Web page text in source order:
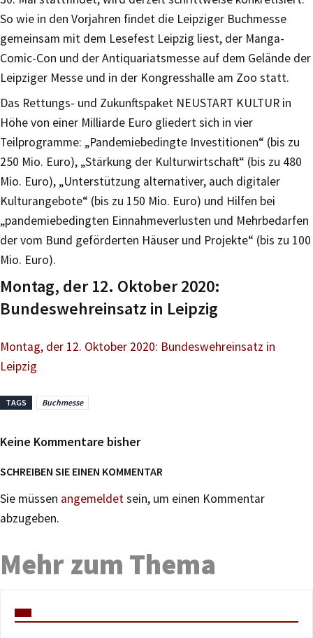
So wie in den Vorjahren findet die Leipziger Buchmesse
gemeinsam mit dem Lesefest Leipzig liest, der Manga-
Comic-Con und der Antiquariatsmesse auf dem Gelände der
Leipziger Messe und in der Kongresshalle am Zoo statt.
Das Rettungs- und Zukunftspaket NEUSTART KULTUR in
Höhe von einer Milliarde Euro gliedert sich in vier
Teilprogramme: „Pandemiebedingte Investitionen“ (bis zu
250 Mio. Euro), „Stärkung der Kulturwirtschaft“ (bis zu 480
Mio. Euro), „Unterstützung alternativer, auch digitaler
Kulturangebote“ (bis zu 150 Mio. Euro) und Hilfen bei
„pandemiebedingten Einnahmeverlusten und Mehrbedarfen
der vom Bund geförderten Häuser und Projekte“ (bis zu 100
Mio. Euro).
Montag, der 12. Oktober 2020:
Bundeswehreinsatz in Leipzig
Montag, der 12. Oktober 2020: Bundeswehreinsatz in
Leipzig
TAGS Buchmesse
Keine Kommentare bisher
SCHREIBEN SIE EINEN KOMMENTAR
Sie müssen angemeldetsein, um einen Kommentar
abzugeben.
Mehr zum Thema